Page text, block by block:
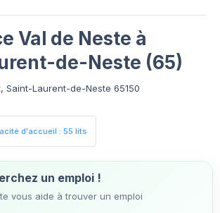
Val de Neste à
de-Neste (65)
Saint-Laurent-de-Neste 65150
d'accueil : 55 lits
un emploi !
vous aide à trouver un emploi